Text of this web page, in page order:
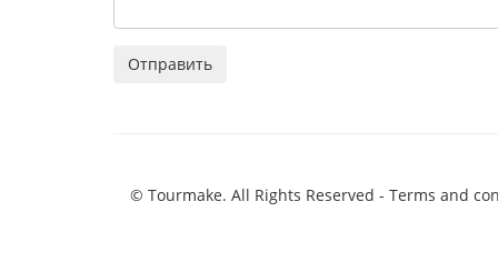
Отправить
© Tourmake. All Rights Reserved - Terms and